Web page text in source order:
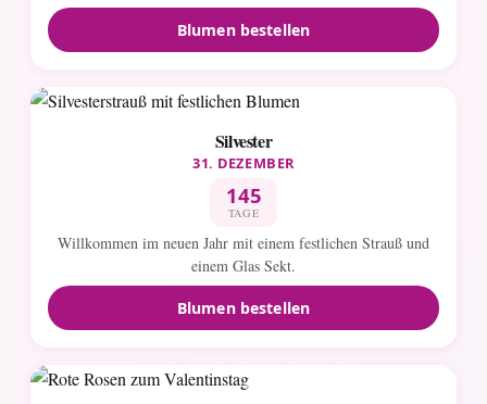
Blumen bestellen
Silvester
31. DEZEMBER
145
TAGE
Willkommen im neuen Jahr mit einem festlichen Strauß und
einem Glas Sekt.
Blumen bestellen